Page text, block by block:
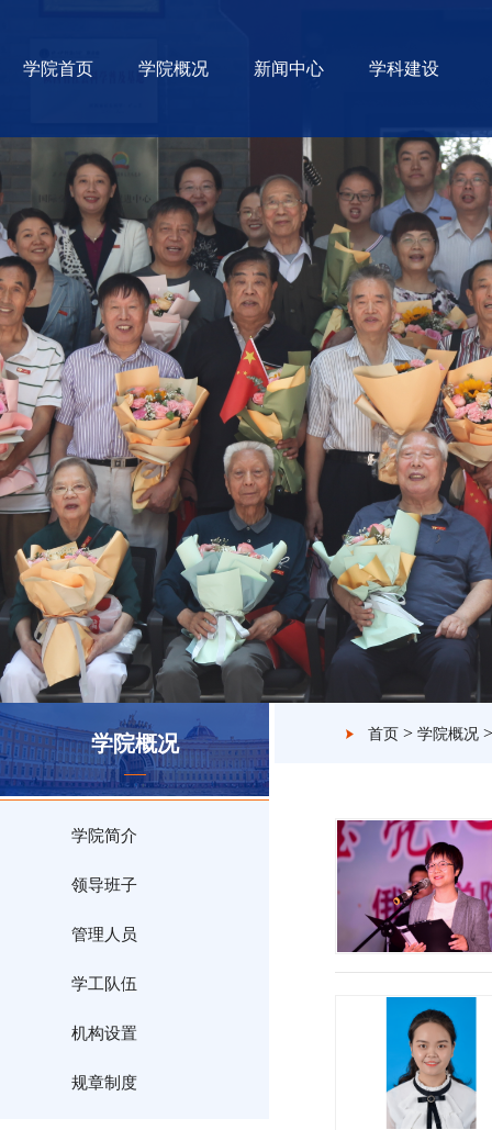
学院首页 学院概况 新闻中心 学科建设
学院概况
学院简介
领导班子
管理人员
学工队伍
机构设置
规章制度
首页 > 学院概况